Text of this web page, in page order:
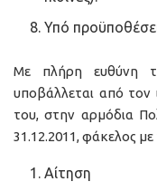
Υπό
Με πλήρη ευθύνη
υποβάλλεται από
του, στην αρμόδια
31.12.2011, φάκελος με
Αίτηση